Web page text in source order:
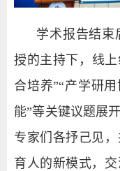
学术报告结束
授的主持下，线
合培养”“产学研
能”等关键议题展
专家们各抒己见
育人的新模式，